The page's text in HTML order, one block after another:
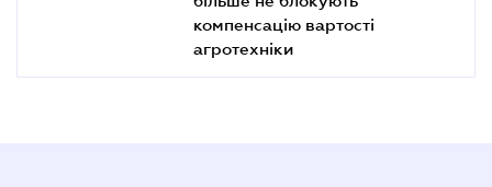
компенсацію вартості
агротехніки